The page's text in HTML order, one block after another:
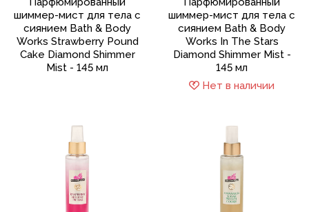
шиммер-мист для тела с
сиянием Bath & Body
Works Strawberry Pound
Cake Diamond Shimmer
Mist - 145 мл
шиммер-мист для тела с
сиянием Bath & Body
Works In The Stars
Diamond Shimmer Mist -
145 мл
Нет в наличии